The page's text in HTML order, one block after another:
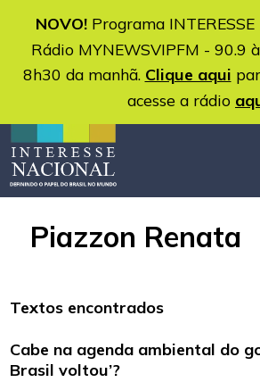
NOVO!Programa INTERESSE
Rádio MYNEWSVIPFM - 90.9
8h30 da manhã. Clique aqui
acesse a rádio
Piazzon Renata
Textos encontrados
Cabe na agenda ambiental do
Brasil voltou’?